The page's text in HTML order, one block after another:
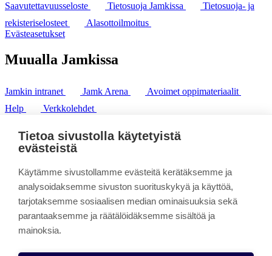
Saavutettavuusseloste Tietosuoja Jamkissa
Tietosuoja- ja
rekisteriselosteet
Alasottoilmoitus
Evästeasetukset
Muualla Jamkissa
Jamkin intranet Jamk Arena
Avoimet oppimateriaalit
Help
Verkkolehdet
puh. +358 20 743 8100
fax. +358 14 449 9694
Tietoa sivustolla käytetyistä
evästeistä
Käytämme sivustollamme evästeitä kerätäksemme ja
analysoidaksemme sivuston suorituskykyä ja käyttöä,
tarjotaksemme sosiaalisen median ominaisuuksia sekä
parantaaksemme ja räätälöidäksemme sisältöä ja
mainoksia.